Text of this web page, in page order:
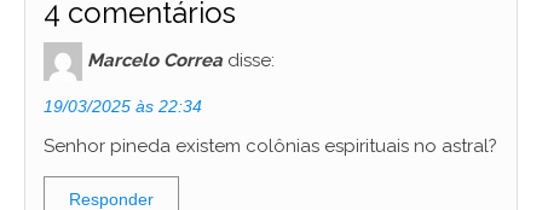
4 comentários
Marcelo Correa disse:
19/03/2025 às 22:34
Senhor pineda existem colônias espirituais no astral?
Responder